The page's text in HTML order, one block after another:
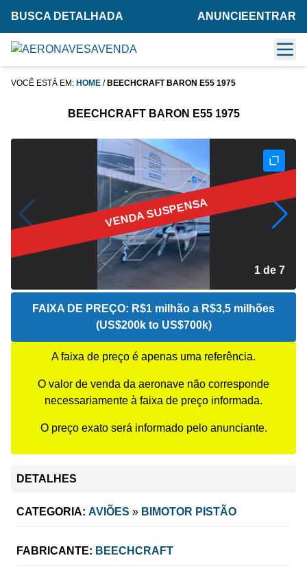
BUSCA DETALHADA ANUNCIE ENTRAR
VOCÊ ESTÁ EM: HOME / BEECHCRAFT BARON E55 1975
BEECHCRAFT BARON E55 1975
VENDA SUSPENSA
1 de 7
FAIXA DE PREÇO: R$1 milhão a R$3,5 milhões
(US$200k to US$700k)
A faixa de preço é apenas uma referência.
O valor de venda da aeronave não corresponde
necessariamente à faixa de preço informada.
O preço exato será informado pelo anunciante.
DETALHES
CATEGORIA: AVIÕES » BIMOTOR PISTÃO
FABRICANTE: BEECHCRAFT